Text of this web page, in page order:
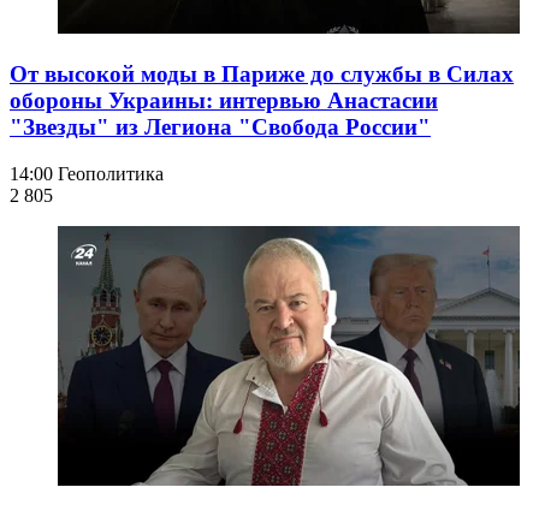
От высокой моды в Париже до службы в Силах
обороны Украины: интервью Анастасии
"Звезды" из Легиона "Свобода России"
14:00 Геополитика
2 805